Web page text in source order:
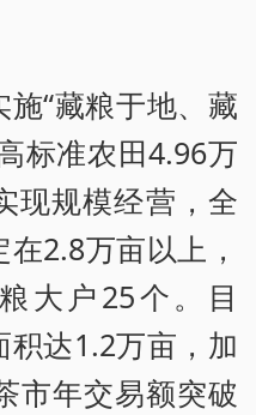
“藏粮于地、藏
标准农田4.96万
现规模经营，全
2.8万亩以上，
大户25个。目
达1.2万亩，加
市年交易额突破